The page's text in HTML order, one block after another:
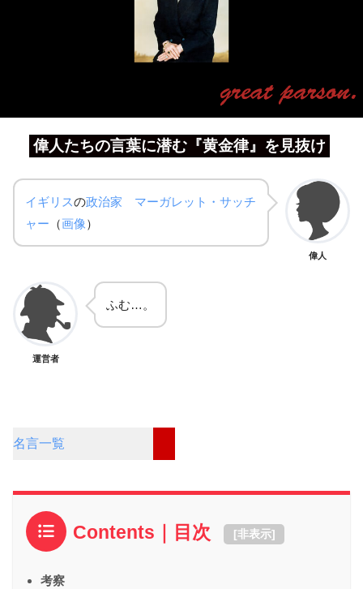
偉人たちの言葉に潜む『黄金律』を見抜け
イギリスの政治家
マーガレット・サッチ
ャー （画像）
偉人
運営者
ふむ…。
名言一覧
Contents｜目次 [非表示]
考察